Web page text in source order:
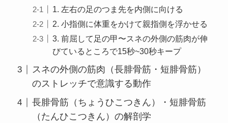
1. 左右の足のつま先を内側に向ける
2. 小指側に体重をかけて親指側を浮かせる
3. 前屈して足の甲〜スネの外側の筋肉が伸
びているところで15秒~30秒キープ
スネの外側の筋肉（長腓骨筋・短腓骨筋）
のストレッチで意識する動作
長腓骨筋（ちょうひこつきん）・短腓骨筋
（たんひこつきん）の解剖学